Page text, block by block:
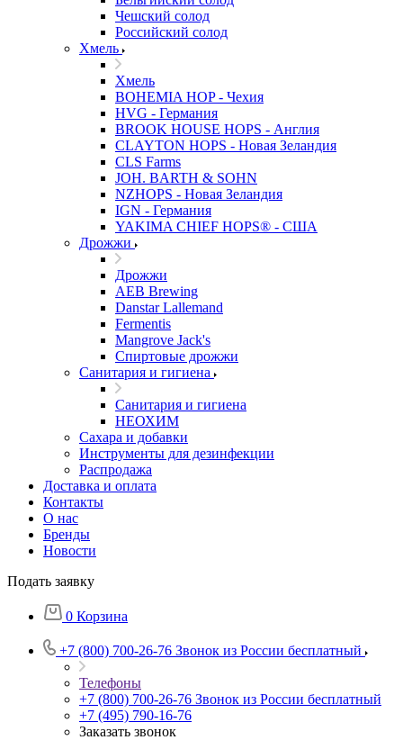
Чешский солод
Российский солод
Хмель
Хмель
BOHEMIA HOP - Чехия
HVG - Германия
BROOK HOUSE HOPS - Англия
CLAYTON HOPS - Новая Зеландия
CLS Farms
JOH. BARTH & SOHN
NZHOPS - Новая Зеландия
IGN - Германия
YAKIMA CHIEF HOPS® - США
Дрожжи
Дрожжи
AEB Brewing
Danstar Lallemand
Fermentis
Mangrove Jack's
Спиртовые дрожжи
Санитария и гигиена
Санитария и гигиена
НЕОХИМ
Сахара и добавки
Инструменты для дезинфекции
Распродажа
Доставка и оплата
Контакты
О нас
Бренды
Новости
Подать заявку
0 Корзина
+7 (800) 700-26-76 Звонок из России бесплатный
Телефоны
+7 (800) 700-26-76 Звонок из России бесплатный
+7 (495) 790-16-76
Заказать звонок